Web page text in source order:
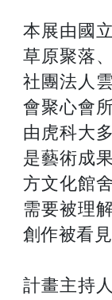
本展由國
草原聚落
社團法人
會聚心會
由虎科大
是藝術成
方文化館
需要被理
創作被看
計畫主持